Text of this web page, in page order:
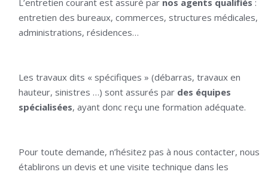
L’entretien courant est assuré par nos agents qualifiés :
entretien des bureaux, commerces, structures médicales,
administrations, résidences…
Les travaux dits « spécifiques » (débarras, travaux en
hauteur, sinistres …) sont assurés par des équipes
spécialisées, ayant donc reçu une formation adéquate.
Pour toute demande, n’hésitez pas à nous contacter, nous
établirons un devis et une visite technique dans les